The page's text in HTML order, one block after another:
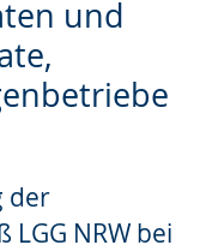
und
der
NRW bei